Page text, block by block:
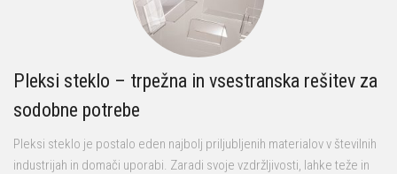
Pleksi steklo – trpežna in vsestranska rešitev za
sodobne potrebe
Pleksi steklo je postalo eden najbolj priljubljenih materialov v številnih
industrijah in domači uporabi. Zaradi svoje vzdržljivosti, lahke teže in